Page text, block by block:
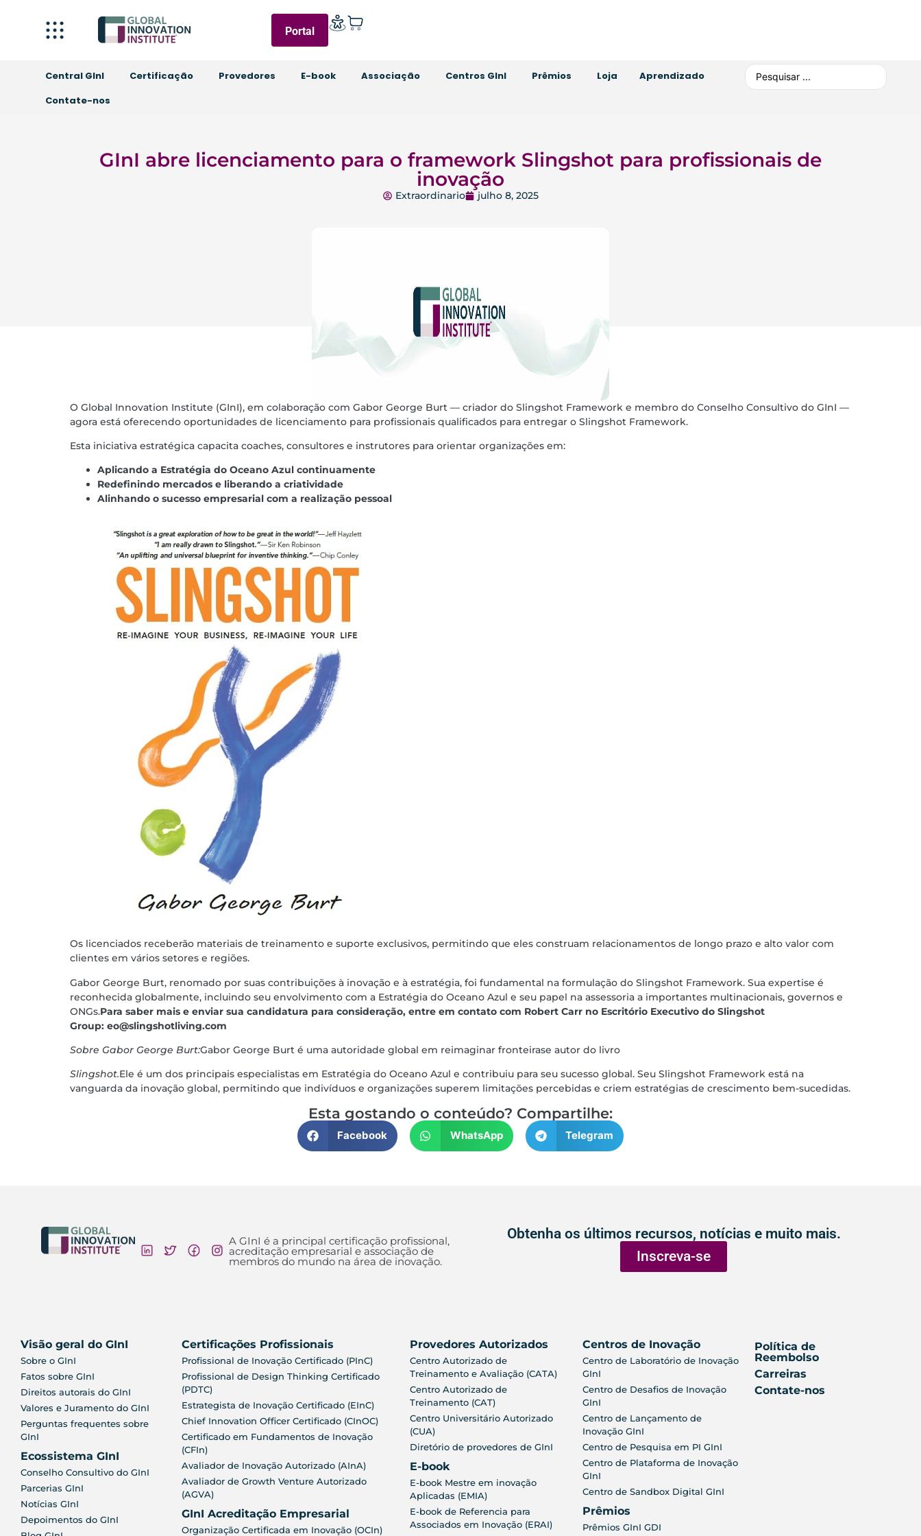
Portal
Central GInI Certificação Provedores E-book Associação Centros GInI Prêmios Loja
Aprendizado
Contate-nos
GInI abre licenciamento para o framework Slingshot para profissionais de
inovação
Extraordinario julho 8, 2025
O Global Innovation Institute (GInI), em colaboração com Gabor George Burt — criador do Slingshot Framework e membro do Conselho Consultivo do GInI —
agora está oferecendo oportunidades de licenciamento para profissionais qualificados para entregar o Slingshot Framework.
Esta iniciativa estratégica capacita coaches, consultores e instrutores para orientar organizações em:
Aplicando a Estratégia do Oceano Azul continuamente
Redefinindo mercados e liberando a criatividade
Alinhando o sucesso empresarial com a realização pessoal
Os licenciados receberão materiais de treinamento e suporte exclusivos, permitindo que eles construam relacionamentos de longo prazo e alto valor com
clientes em vários setores e regiões.
Gabor George Burt, renomado por suas contribuições à inovação e à estratégia, foi fundamental na formulação do Slingshot Framework. Sua expertise é
reconhecida globalmente, incluindo seu envolvimento com a Estratégia do Oceano Azul e seu papel na assessoria a importantes multinacionais, governos e
ONGs.Para saber mais e enviar sua candidatura para consideração, entre em contato com Robert Carr no Escritório Executivo do Slingshot
Group: eo@slingshotliving.com
Sobre Gabor George Burt:Gabor George Burt é uma autoridade global em reimaginar fronteirase autor do livro
Slingshot.Ele é um dos principais especialistas em Estratégia do Oceano Azul e contribuiu para seu sucesso global. Seu Slingshot Framework está na
vanguarda da inovação global, permitindo que indivíduos e organizações superem limitações percebidas e criem estratégias de crescimento bem-sucedidas.
Esta gostando o conteúdo? Compartilhe:
Facebook WhatsApp Telegram
A GInI é a principal certificação profissional,
acreditação empresarial e associação de
membros do mundo na área de inovação.
Obtenha os últimos recursos, notícias e muito mais.
Inscreva-se
Visão geral do GInI
Sobre o GInI
Fatos sobre GInI
Direitos autorais do GInI
Valores e Juramento do GInI
Perguntas frequentes sobre
GInI
Ecossistema GInI
Conselho Consultivo do GInI
Parcerias GInI
Notícias GInI
Depoimentos do GInI
Certificações Profissionais
Profissional de Inovação Certificado (PInC)
Profissional de Design Thinking Certificado
(PDTC)
Estrategista de Inovação Certificado (EInC)
Chief Innovation Officer Certificado (CInOC)
Certificado em Fundamentos de Inovação
(CFIn)
Avaliador de Inovação Autorizado (AInA)
Avaliador de Growth Venture Autorizado
(AGVA)
GInI Acreditação Empresarial
Organização Certificada em Inovação (OCIn)
Provedores Autorizados
Centro Autorizado de
Treinamento e Avaliação (CATA)
Centro Autorizado de
Treinamento (CAT)
Centro Universitário Autorizado
(CUA)
Diretório de provedores de GInI
E-book
E-book Mestre em inovação
Aplicadas (EMIA)
E-book de Referencia para
Associados em Inovação (ERAI)
Centros de Inovação
Centro de Laboratório de Inovação
GInI
Centro de Desafios de Inovação
GInI
Centro de Lançamento de
Inovação GInI
Centro de Pesquisa em PI GInI
Centro de Plataforma de Inovação
GInI
Centro de Sandbox Digital GInI
Prêmios
Prêmios GInI GDI
Política de
Reembolso
Carreiras
Contate-nos